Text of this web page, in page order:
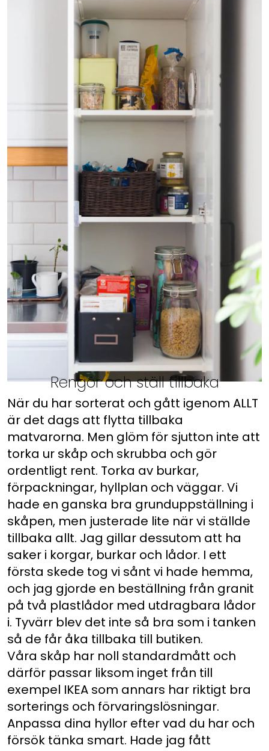
Rengör och ställ tillbaka
När du har sorterat och gått igenom ALLT
är det dags att flytta tillbaka
matvarorna. Men glöm för sjutton inte att
torka ur skåp och skrubba och gör
ordentligt rent. Torka av burkar,
förpackningar, hyllplan och väggar. Vi
hade en ganska bra grunduppställning i
skåpen, men justerade lite när vi ställde
tillbaka allt. Jag gillar dessutom att ha
saker i korgar, burkar och lådor. I ett
första skede tog vi sånt vi hade hemma,
och jag gjorde en beställning från granit
på två plastlådor med utdragbara lådor
i. Tyvärr blev det inte så bra som i tanken
så de får åka tillbaka till butiken.
Våra skåp har noll standardmått och
därför passar liksom inget från till
exempel IKEA som annars har riktigt bra
sorterings och förvaringslösningar.
Anpassa dina hyllor efter vad du har och
försök tänka smart. Hade jag fått